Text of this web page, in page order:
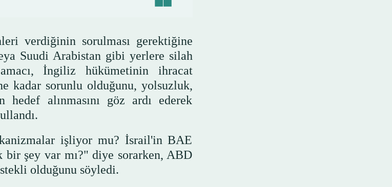
verdiğinin sorulması gerektiğine
Suudi Arabistan gibi yerlere silah
İngiliz hükümetinin ihracat
kadar sorunlu olduğunu, yolsuzluk,
alınmasını göz ardı ederek
işliyor mu? İsrail'in BAE
bir şey var mı?" diye sorarken, ABD
olduğunu söyledi.